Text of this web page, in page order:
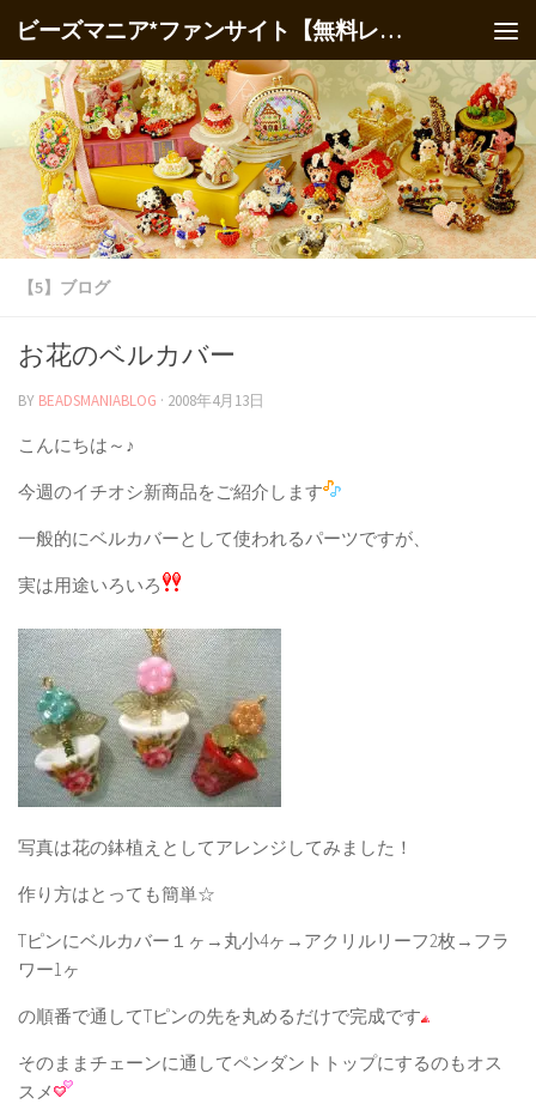
ビーズマニア*ファンサイト【無料レシピ】
【5】ブログ
お花のベルカバー
BY BEADSMANIABLOG · 2008年4月13日
こんにちは～♪
今週のイチオシ新商品をご紹介します
一般的にベルカバーとして使われるパーツですが、
実は用途いろいろ
写真は花の鉢植えとしてアレンジしてみました！
作り方はとっても簡単☆
Tピンにベルカバー１ヶ→丸小4ヶ→アクリルリーフ2枚→フラ
ワー1ヶ
の順番で通してTピンの先を丸めるだけで完成です
そのままチェーンに通してペンダントトップにするのもオス
スメ